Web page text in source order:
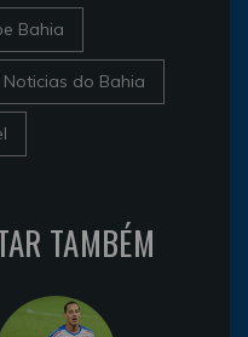
Bahia
Noticias do Bahia
TAMBÉM